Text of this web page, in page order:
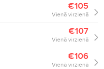
€105
Vienā virzienā
€107
Vienā virzienā
€106
Vienā virzienā